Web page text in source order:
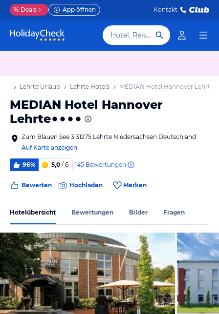
% Deals App öffnen Kontakt
Hotel, Reiseziel
Lehrte Urlaub Lehrte Hotels MEDIAN Hotel Hannover Lehrte
MEDIAN Hotel Hannover
Lehrte
Zum Blauen See 3 31275 Lehrte Niedersachsen Deutschland
Auf Karte anzeigen
96% 5,0 / 6 145 Bewertungen
Bewerten Hochladen Merken
Hotelübersicht Bewertungen Bilder Fragen